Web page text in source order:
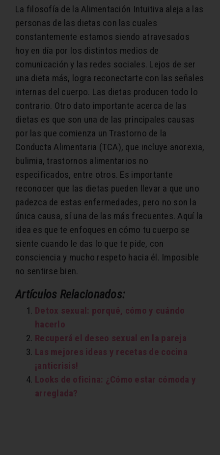
La filosofía de la Alimentación Intuitiva aleja a las
personas de las dietas con las cuales
constantemente estamos siendo atravesados
hoy en día por los distintos medios de
comunicación y las redes sociales. Lejos de ser
una dieta más, logra reconectarte con las señales
internas del cuerpo. Las dietas producen todo lo
contrario. Otro dato importante acerca de las
dietas es que son una de las principales causas
por las que comienza un Trastorno de la
Conducta Alimentaria (TCA), que incluye anorexia,
bulimia, trastornos alimentarios no
especificados, entre otros. Es importante
reconocer que las dietas pueden llevar a que uno
padezca de estas enfermedades, pero no son la
única causa, sí una de las más frecuentes. Aquí la
idea es que te enfoques en cómo tu cuerpo se
siente cuando le das lo que te pide, con
consciencia y mucho respeto hacia él. Imposible
no sentirse bien.
Artículos Relacionados:
Detox sexual: porqué, cómo y cuándo
hacerlo
Recuperá el deseo sexual en la pareja
Las mejores ideas y recetas de cocina
¡anticrisis!
Looks de oficina: ¿Cómo estar cómoda y
arreglada?